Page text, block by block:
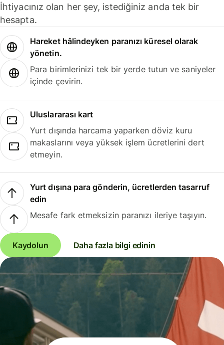
İhtiyacınız olan her şey, istediğiniz anda tek bir
hesapta.
Hareket hâlindeyken paranızı küresel olarak
yönetin.
Para birimlerinizi tek bir yerde tutun ve saniyeler
içinde çevirin.
Uluslararası kart
Yurt dışında harcama yaparken döviz kuru
makaslarını veya yüksek işlem ücretlerini dert
etmeyin.
Yurt dışına para gönderin, ücretlerden tasarruf
edin
Mesafe fark etmeksizin paranızı ileriye taşıyın.
Kaydolun Daha fazla bilgi edinin